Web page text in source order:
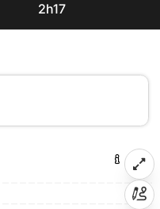
2h17